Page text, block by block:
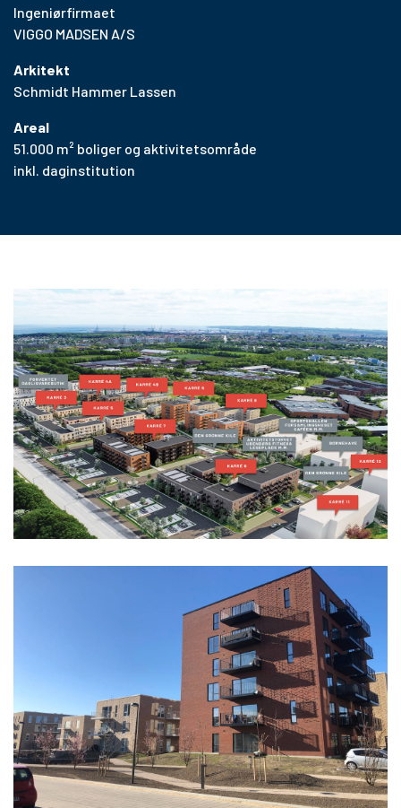
Ingeniørfirmaet
VIGGO MADSEN A/S
Arkitekt
Schmidt Hammer Lassen
Areal
51.000 m² boliger og aktivitetsområde
inkl. daginstitution